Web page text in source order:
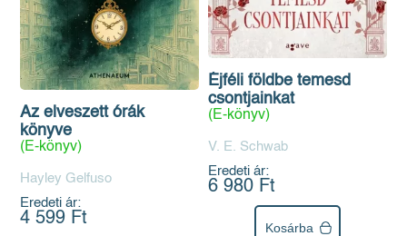
Az elveszett órák
könyve
(E-könyv)
Hayley Gelfuso
Eredeti ár:
4 599 Ft
Éjféli földbe temesd
csontjainkat
(E-könyv)
V. E. Schwab
Eredeti ár:
6 980 Ft
Kosárba